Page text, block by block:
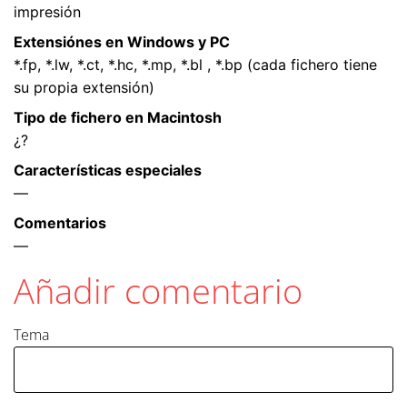
impresión
Extensiónes en Windows y PC
*.fp, *.lw, *.ct, *.hc, *.mp, *.bl , *.bp (cada fichero tiene
su propia extensión)
Tipo de fichero en Macintosh
¿?
Características especiales
—
Comentarios
—
Añadir comentario
Tema